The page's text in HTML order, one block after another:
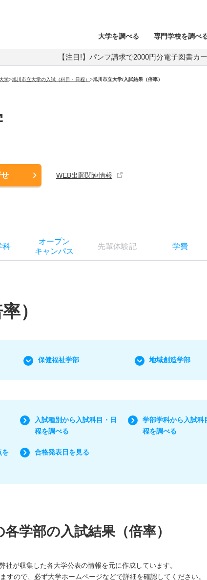
大学を調べる 専門学校を調べ
【注目!】パンフ請求で2000円分電子図書カ
学>旭川市立大学の入試（科目・日程） >旭川市立大学/入試結果（倍率）
WEB出願関連情報
科
オープン
キャンパス
先輩体験記 学費
）
保健福祉学部 地域創造学部
入試種別から入試科目・日
程を調べる
学部学科から入試科
程を調べる
を
合格発表日を見る
学部の入試結果（倍率）
社が収集した各大学公表の情報を元に作成しています。
すので、必ず大学ホームページなどで詳細を確認してください。